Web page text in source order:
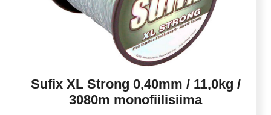
Sufix XL Strong 0,40mm / 11,0kg /
3080m monofiilisiima